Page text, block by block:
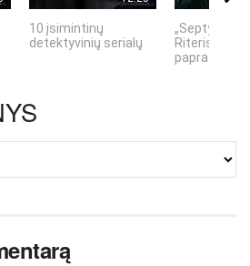
10 įsimintinų
detektyvinių serialų
„Septynių
Riteris" – kai